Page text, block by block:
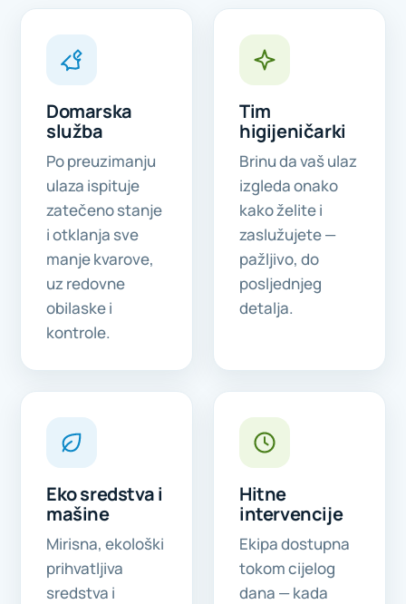
Domarska
služba
Po preuzimanju
ulaza ispituje
zatečeno stanje
i otklanja sve
manje kvarove,
uz redovne
obilaske i
kontrole.
Tim
higijeničarki
Brinu da vaš ulaz
izgleda onako
kako želite i
zaslužujete —
pažljivo, do
posljednjeg
detalja.
Eko sredstva i
mašine
Mirisna, ekološki
prihvatljiva
sredstva i
Hitne
intervencije
Ekipa dostupna
tokom cijelog
dana — kada